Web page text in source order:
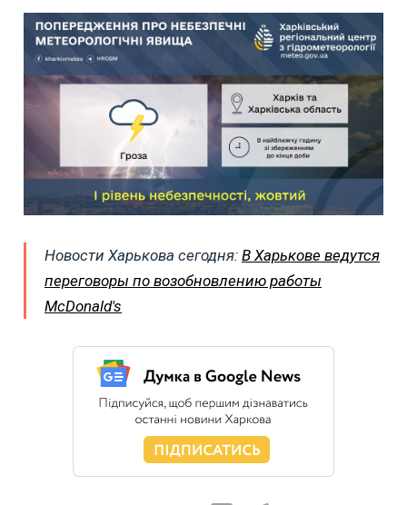
Новости Харькова сегодня: В Харькове ведутся
переговоры по возобновлению работы
McDonald's